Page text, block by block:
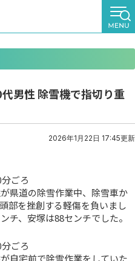
男性 除雪機で指切り重
2026年1月22日 17:45更新
ごろ
県道の除雪作業中、除雪車か
部を挫創する軽傷を負いまし
チ、安塚は88センチでした。
ごろ
自宅前で除雪作業をしていた